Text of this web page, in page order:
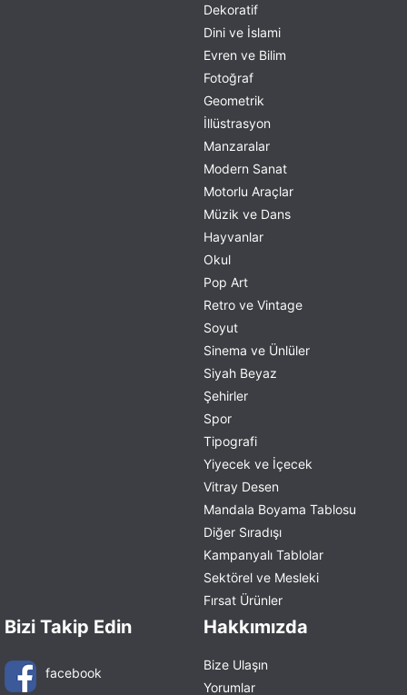
Dekoratif
Dini ve İslami
Evren ve Bilim
Fotoğraf
Geometrik
İllüstrasyon
Manzaralar
Modern Sanat
Motorlu Araçlar
Müzik ve Dans
Hayvanlar
Okul
Pop Art
Retro ve Vintage
Soyut
Sinema ve Ünlüler
Siyah Beyaz
Şehirler
Spor
Tipografi
Yiyecek ve İçecek
Vitray Desen
Mandala Boyama Tablosu
Diğer Sıradışı
Kampanyalı Tablolar
Sektörel ve Mesleki
Fırsat Ürünler
Bizi Takip Edin
facebook
Hakkımızda
Bize Ulaşın
Yorumlar